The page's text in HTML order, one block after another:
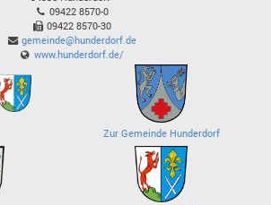
09422 8570-0
09422 8570-30
gemeinde@hunderdorf.de
www.hunderdorf.de/
Zur Gemeinde Hunderdorf